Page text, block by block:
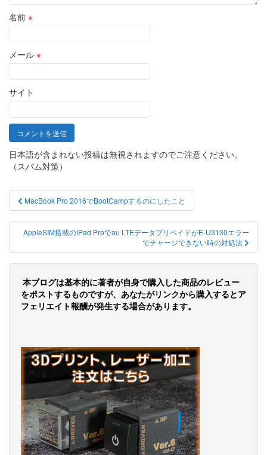
名前 ※
メール ※
サイト
日本語が含まれない投稿は無視されますのでご注意ください。
（スパム対策）
投
稿
ナ
ビ
ゲ
ー
シ
ン
MacBook Pro 2016でBootCampするのにしたこと
AppleSIM搭載のiPad Proでau LTEデータプリペイドがE-U3130エラー
でチャージできない時の対処法
本ブログは基本的に著者が自身で購入した商品のレビュー
をポストするものですが、あなたがリンクから購入するとア
フェリエイト報酬が発生する場合があります。